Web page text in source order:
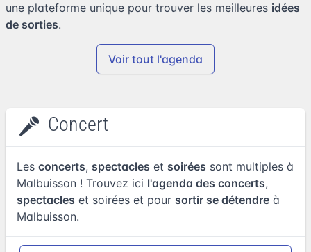
une plateforme unique pour trouver les meilleures idées
de sorties.
Voir tout l'agenda
Concert
Les concerts, spectacles et soirées sont multiples à
Malbuisson ! Trouvez ici l'agenda des concerts,
spectacles et soirées et pour sortir se détendre à
Malbuisson.